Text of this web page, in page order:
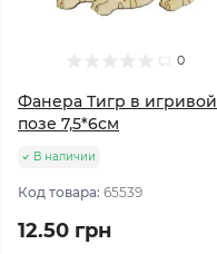
0
Фанера Тигр в игривой
позе 7,5*6см
В наличии
Код товара: 65539
12.50 грн